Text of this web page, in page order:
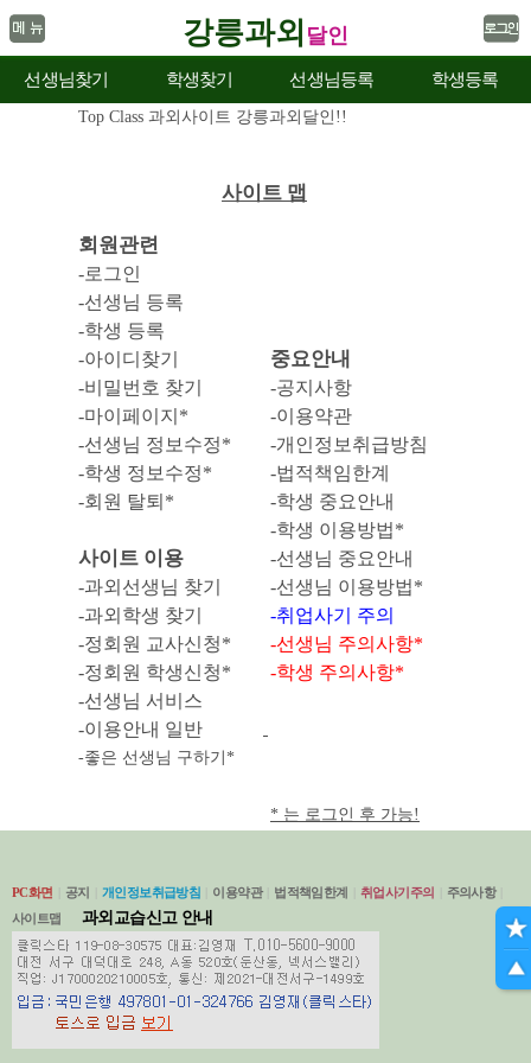
강릉과외 달인
선생님찾기 학생찾기 선생님등록 학생등록
Top Class 과외사이트 강릉과외달인!!
사이트 맵
회원관련
-로그인
-선생님 등록
-학생 등록
-아이디찾기
중요안내
-비밀번호 찾기
-공지사항
-마이페이지*
-이용약관
-선생님 정보수정*
-개인정보취급방침
-학생 정보수정*
-법적책임한계
-회원 탈퇴*
-학생 중요안내
-학생 이용방법*
사이트 이용
-선생님 중요안내
-과외선생님 찾기
-선생님 이용방법*
-과외학생 찾기
-취업사기 주의
-정회원 교사신청*
-선생님 주의사항*
-정회원 학생신청*
-학생 주의사항*
-선생님 서비스
-이용안내 일반
-좋은 선생님 구하기*
* 는 로그인 후 가능!
PC화면 공지 개인정보취급방침 이용약관 법적책임한계 취업사기주의 주의사항
사이트맵
과외교습신고 안내